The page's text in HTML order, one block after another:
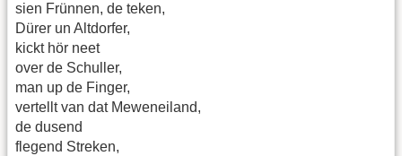
sien Frünnen, de teken,
Dürer un Altdorfer,
kickt hör neet
over de Schuller,
man up de Finger,
vertellt van dat Meweneiland,
de dusend
flegend Streken,